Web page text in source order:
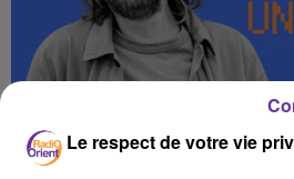
Le respect de votre vie